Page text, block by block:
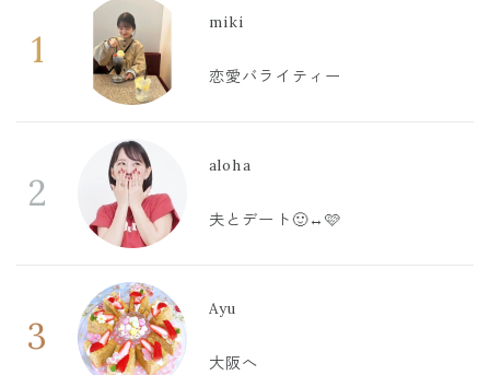
1
miki
恋愛バライティー
2
aloha
夫とデート🙂‍↔️🩷
3
Ayu
大阪へ